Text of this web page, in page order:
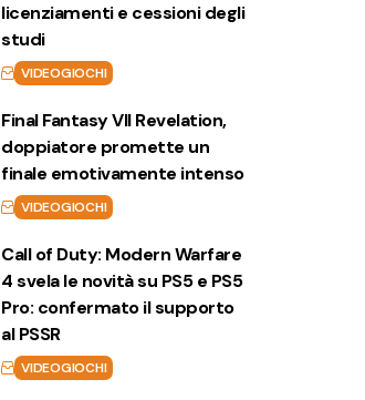
licenziamenti e cessioni degli
studi
VIDEOGIOCHI
Final Fantasy VII Revelation,
doppiatore promette un
finale emotivamente intenso
VIDEOGIOCHI
Call of Duty: Modern Warfare
4 svela le novità su PS5 e PS5
Pro: confermato il supporto
al PSSR
VIDEOGIOCHI